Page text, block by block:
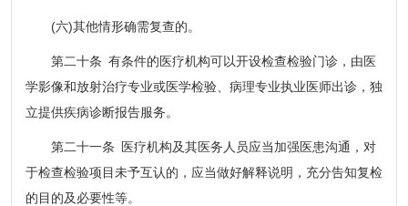
(六)其他情形确需复查的。
第二十条 有条件的医疗机构可以开设检查检验门诊，由医
学影像和放射治疗专业或医学检验、病理专业执业医师出诊，独
立提供疾病诊断报告服务。
第二十一条 医疗机构及其医务人员应当加强医患沟通，对
于检查检验项目未予互认的，应当做好解释说明，充分告知复检
的目的及必要性等。